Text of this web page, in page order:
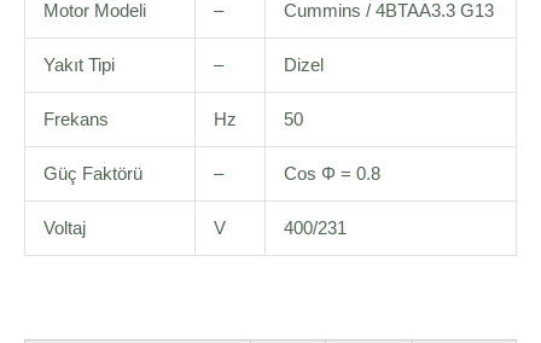
Motor Modeli – Cummins / 4BTAA3.3 G13
Yakıt Tipi – Dizel
Frekans Hz 50
Güç Faktörü – Cos Φ = 0.8
Voltaj V 400/231